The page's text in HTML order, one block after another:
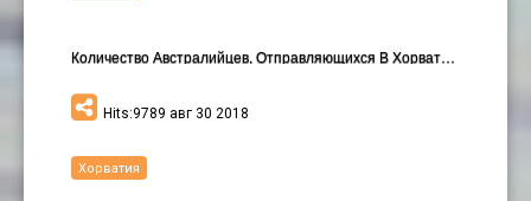
Количество Австралийцев, Отправляющихся В Хорватию…
Hits:9789 авг 30 2018
Хорватия